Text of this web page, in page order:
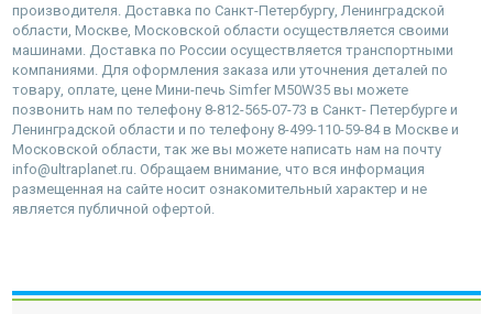
производителя. Доставка по Санкт-Петербургу, Ленинградской
области, Москве, Московской области осуществляется своими
машинами. Доставка по России осуществляется транспортными
компаниями. Для оформления заказа или уточнения деталей по
товару, оплате, цене Мини-печь Simfer M50W35 вы можете
позвонить нам по телефону 8-812-565-07-73 в Санкт- Петербурге и
Ленинградской области и по телефону 8-499-110-59-84 в Москве и
Московской области, так же вы можете написать нам на почту
info@ultraplanet.ru. Обращаем внимание, что вся информация
размещенная на сайте носит ознакомительный характер и не
является публичной офертой.
наверх